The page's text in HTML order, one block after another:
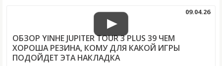
ОБЗОР YINHE JUPITER TOUR 3 PLUS 39 ЧЕМ
ХОРОША РЕЗИНА, КОМУ ДЛЯ КАКОЙ ИГРЫ
ПОДОЙДЕТ ЭТА НАКЛАДКА
09.04.26